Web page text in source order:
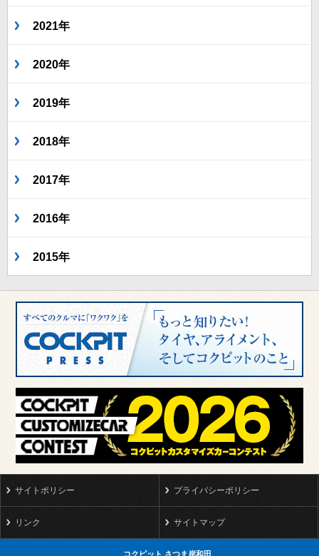
2021年
2020年
2019年
2018年
2017年
2016年
2015年
サイトポリシー プライバシーポリシー
リンク サイトマップ
コクピット さつま岸和田